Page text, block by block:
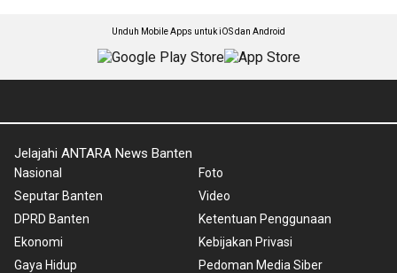
Unduh Mobile Apps untuk iOS dan Android
Jelajahi ANTARA News Banten
Nasional
Seputar Banten
DPRD Banten
Ekonomi
Gaya Hidup
Foto
Video
Ketentuan Penggunaan
Kebijakan Privasi
Pedoman Media Siber